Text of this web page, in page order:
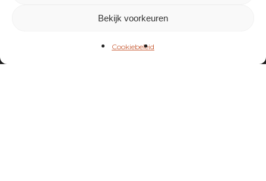
Bekijk voorkeuren
Cookiebeleid
Schrijf je in op onze